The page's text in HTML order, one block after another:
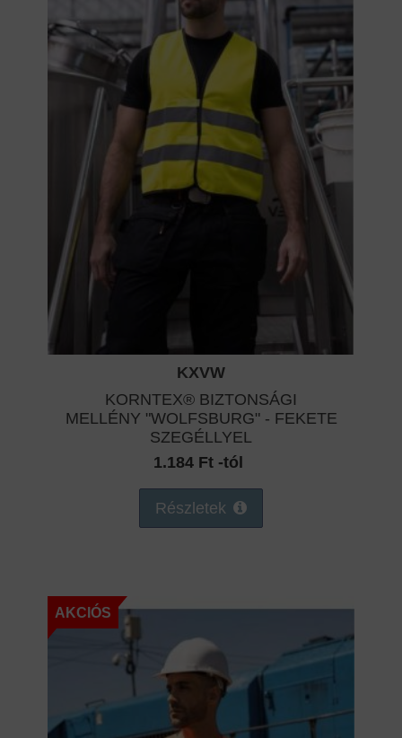
KXVW
KORNTEX® BIZTONSÁGI
MELLÉNY "WOLFSBURG" - FEKETE
SZEGÉLLYEL
1.184 Ft -tól
Részletek
AKCIÓS